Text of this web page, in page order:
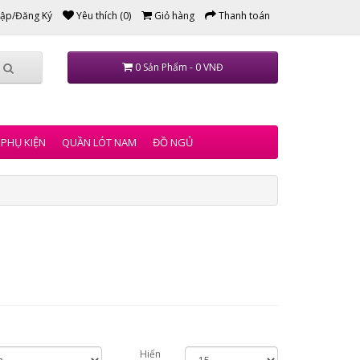
Đăng Ký Yêu thích (0) Giỏ hàng Thanh toán
0 Sản Phẩm - 0 VNĐ
PHỤ KIỆN QUẦN LÓT NAM ĐỒ NGỦ
Hiển